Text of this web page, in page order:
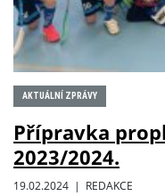
AKTUÁLNÍ ZPRÁVY
Přípravka
2023/2024.
19.02.2024 | REDAKCE